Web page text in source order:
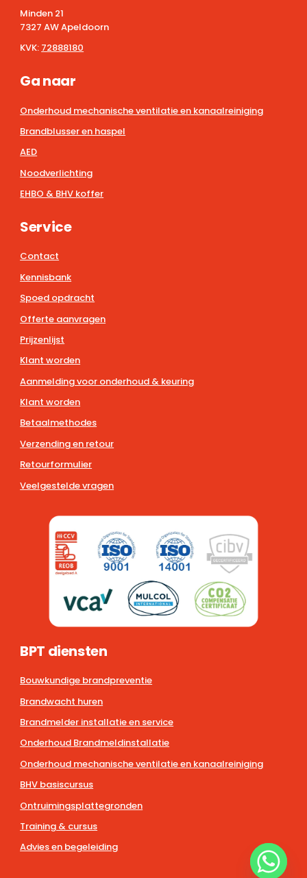
Minden 21
7327 AW Apeldoorn
KVK: 72888180
Ga naar
Onderhoud mechanische ventilatie en kanaalreiniging
Brandblusser en haspel
AED
Noodverlichting
EHBO & BHV koffer
Service
Contact
Kennisbank
Spoed opdracht
Offerte aanvragen
Prijzenlijst
Klant worden
Aanmelding voor onderhoud & keuring
Klant worden
Betaalmethodes
Verzending en retour
Retourformulier
Veelgestelde vragen
BPT diensten
Bouwkundige brandpreventie
Brandwacht huren
Brandmelder installatie en service
Onderhoud Brandmeldinstallatie
Onderhoud mechanische ventilatie en kanaalreiniging
BHV basiscursus
Ontruimingsplattegronden
Training & cursus
Advies en begeleiding